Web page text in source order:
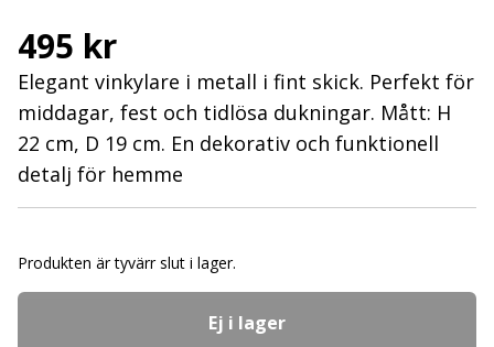
495 kr
Elegant vinkylare i metall i fint skick. Perfekt för
middagar, fest och tidlösa dukningar. Mått: H
22 cm, D 19 cm. En dekorativ och funktionell
detalj för hemme
Produkten är tyvärr slut i lager.
Ej i lager